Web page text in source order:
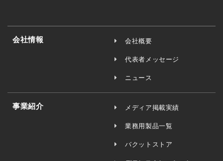
会社情報 会社概要
代表者メッセージ
ニュース
事業紹介 メディア掲載実績
業務用製品一覧
バクットストア